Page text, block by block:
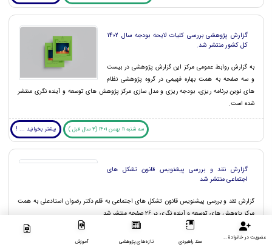
گزارش پژوهشی بررسی کلیات لایحه بودجه سال 1402
کل کشور منتشر شد.
به گزارش روابط عمومی مرکز این گزارش پژوهشی در بیست
و سه صفحه به همت بهاره فهیمی در گروه پژوهشی نظام
های نوین برنامه ریزی، بودجه ریزی و مدل سازی مرکز پژوهش های توسعه و آینده نگری منتشر
شده است.
سه شنبه 11 بهمن 1401 (3 سال قبل ) بیشتر بخوانید ... !
گزارش نقد و بررسی پیشنویس قانون تشکل های
اجتماعی منتشر شد
گزارش نقد و بررسی پیشنویس قانون تشکل های اجتماعی به قلم دکتر رضوان استادعلی به همت
مرکز پژوهش های توسعه و آینده نگری در ۲۶ صفحه منتشر شد.
جمعه 09 دی 1401 (3 سال قبل ) عضویت در خانوادۀ مرکز
سند راهبردی تازه‌های پژوهشی آموزش